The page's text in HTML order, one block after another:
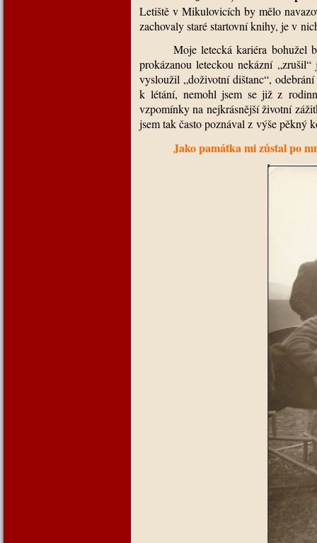
Letiště v Mikulovicích by mělo
zachovaly staré startovní knihy, je v
Moje letecká kariéra bohužel
prokázanou leteckou nekázní
vysloužil „doživotní dištanc“,
k létání, nemohl jsem se již z
vzpomínky na nejkrásnější životní
jsem tak často poznával z výše pěkný
Jako památka mi zůstal po